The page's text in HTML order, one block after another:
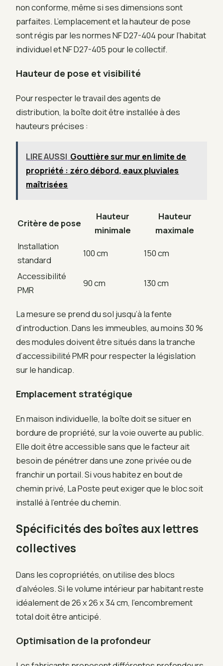
non conforme, même si ses dimensions sont
parfaites. L’emplacement et la hauteur de pose
sont régis par les normes NF D27-404 pour l’habitat
individuel et NF D27-405 pour le collectif.
Hauteur de pose et visibilité
Pour respecter le travail des agents de
distribution, la boîte doit être installée à des
hauteurs précises :
LIRE AUSSI Gouttière sur mur en limite de
propriété : zéro débord, eaux pluviales
maîtrisées
Critère de pose
Hauteur
minimale
Hauteur
maximale
Installation
standard
100 cm
150 cm
Accessibilité
PMR
90 cm 130 cm
La mesure se prend du sol jusqu’à la fente
d’introduction. Dans les immeubles, au moins 30 %
des modules doivent être situés dans la tranche
d’accessibilité PMR pour respecter la législation
sur le handicap.
Emplacement stratégique
En maison individuelle, la boîte doit se situer en
bordure de propriété, sur la voie ouverte au public.
Elle doit être accessible sans que le facteur ait
besoin de pénétrer dans une zone privée ou de
franchir un portail. Si vous habitez en bout de
chemin privé, La Poste peut exiger que le bloc soit
installé à l’entrée du chemin.
Spécificités des boîtes aux lettres
collectives
Dans les copropriétés, on utilise des blocs
d’alvéoles. Si le volume intérieur par habitant reste
idéalement de 26 x 26 x 34 cm, l’encombrement
total doit être anticipé.
Optimisation de la profondeur